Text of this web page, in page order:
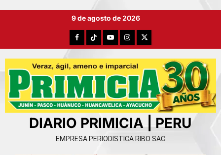
9 de agosto de 2026
FacebookTikTokYouTubeInstagram
X
DIARIO PRIMICIA | PERU
EMPRESA PERIODISTICA RIBO SAC